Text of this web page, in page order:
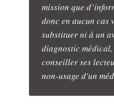
mission que
donc en aucun cas
substituer ni à un
diagnostic
conseiller ses
non-usage d'un